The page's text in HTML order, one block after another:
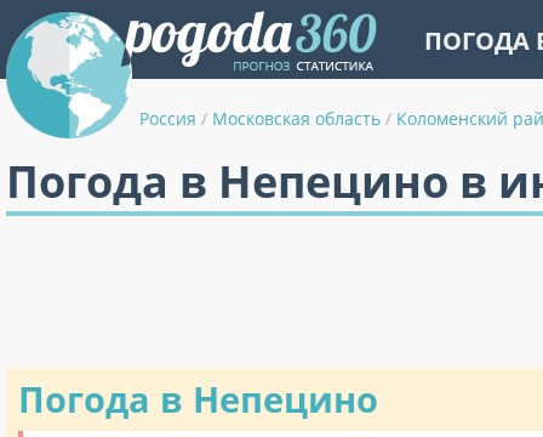
ПОГОДА
Россия / Московская область / Коломенский
Погода в Непецино в
Погода в Непецино